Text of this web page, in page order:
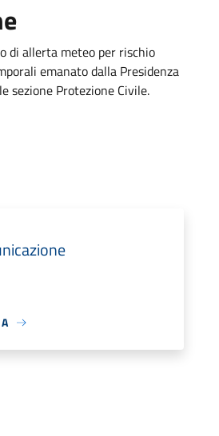
di allerta meteo per rischio
emanato dalla Presidenza
sezione Protezione Civile.